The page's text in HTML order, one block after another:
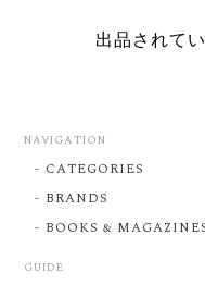
出品されて
NAVIGATION
CATEGORIES
BRANDS
BOOKS &
GUIDE